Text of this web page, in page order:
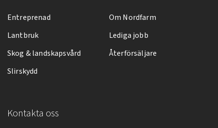
Entreprenad
Lantbruk
Skog & landskapsvård
Slirskydd
Om Nordfarm
Lediga jobb
Återförsäljare
Kontakta oss